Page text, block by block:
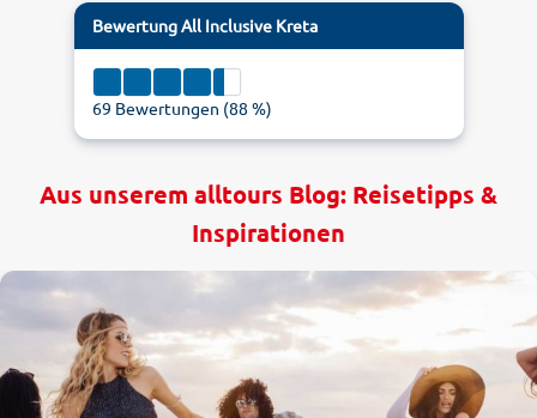
BewertungAll Inclusive Kreta
69 Bewertungen (88 %)
1
4.4
Aus unserem alltours Blog: Reisetipps &
Inspirationen